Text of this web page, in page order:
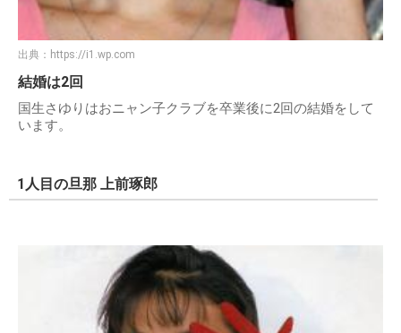
出典： https://i1.wp.com
結婚は2回
国生さゆりはおニャン子クラブを卒業後に2回の結婚をして
います。
1人目の旦那 上前琢郎